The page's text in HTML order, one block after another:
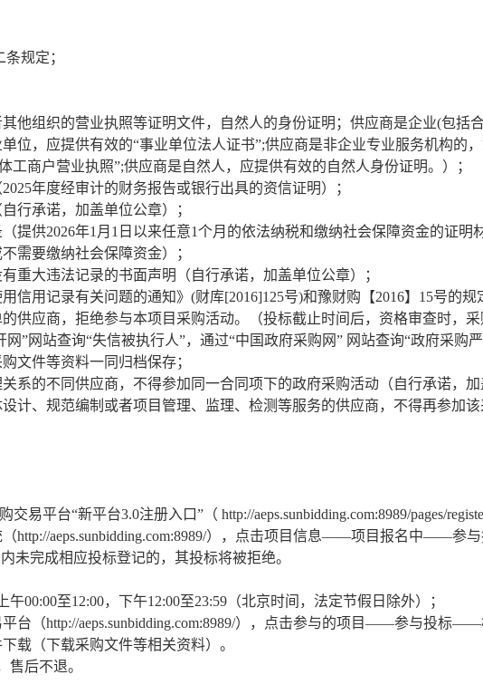
规定；
他组织的营业执照等证明文件，自然人的身份证明；供应商是企业(包括
位，应提供有效的“事业单位法人证书”;供应商是非企业专业服务机构的
商户营业执照”;供应商是自然人，应提供有效的自然人身份证明。）；
年度经审计的财务报告或银行出具的资信证明）；
行承诺，加盖单位公章）；
提供2026年1月1日以来任意1个月的依法纳税和缴纳社会保障资金的证明
需要缴纳社会保障资金）；
重大违法记录的书面声明（自行承诺，加盖单位公章）；
信用记录有关问题的通知》(财库[2016]125号)和豫财购【2016】15号的
供应商，拒绝参与本项目采购活动。（投标截止时间后，资格审查时，
”网站查询“失信被执行人”，通过“中国政府采购网” 网站查询“政府采购
文件等资料一同归档保存；
系的不同供应商，不得参加同一合同项下的政府采购活动（自行承诺，加
计、规范编制或者项目管理、监理、检测等服务的供应商，不得再参加
交易平台“新平台3.0注册入口”（ http://aeps.sunbidding.com:8989/pages/
http://aeps.sunbidding.com:8989/），点击项目信息——项目报名中——
未完成相应投标登记的，其投标将被拒绝。
00:00至12:00，下午12:00至23:59（北京时间，法定节假日除外）；
台（http://aeps.sunbidding.com:8989/），点击参与的项目——参与投标
载（下载采购文件等相关资料）。
售后不退。